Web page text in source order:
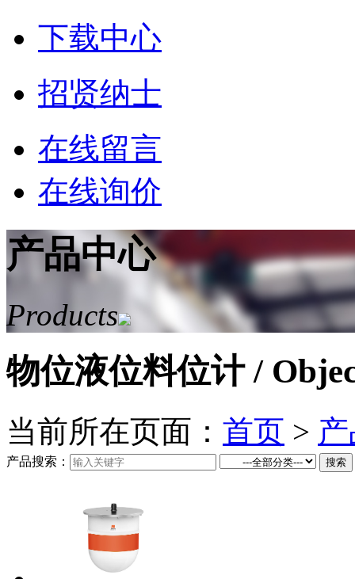
下载中心
招贤纳士
在线留言
在线询价
产品中心
Products
物位液位料位计 /
当前所在页面： 首页 >
产品搜索：